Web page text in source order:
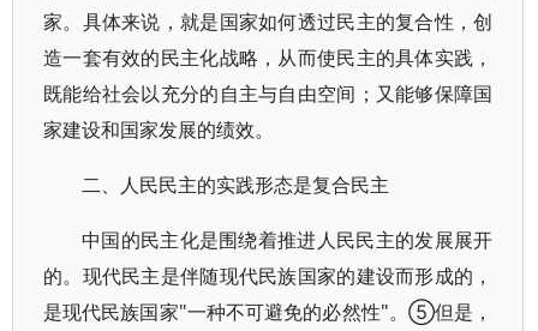
家。具体来说，就是国家如何透过民主的复合性，创
造一套有效的民主化战略，从而使民主的具体实践，
既能给社会以充分的自主与自由空间；又能够保障国
家建设和国家发展的绩效。
二、人民民主的实践形态是复合民主
中国的民主化是围绕着推进人民民主的发展展开
的。现代民主是伴随现代民族国家的建设而形成的，
是现代民族国家"一种不可避免的必然性"。⑤但是，